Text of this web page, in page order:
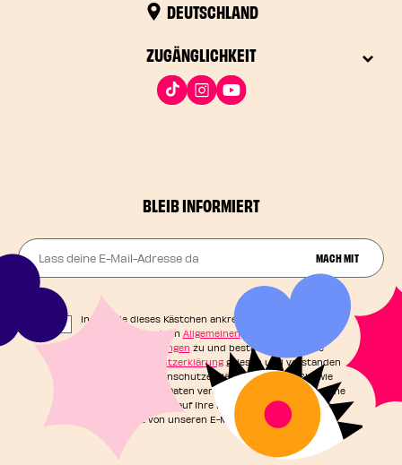
DEUTSCHLAND
ZUGÄNGLICHKEIT
BLEIB INFORMIERT
Lass deine E-Mail-Adresse da MACH MIT
Indem Sie dieses Kästchen ankreuzen, stimmen Sie
unseren Allgemeinen Allgemeinen
Geschäftsbedingungen zu und bestätigen, dass Sie
Datenschutzerklärunggelesen und verstanden
haben. In der Datenschutzerklärung erfahren Sie, wie
Ihre persönlichen Daten verarbeitet werden und welche
Rechte Sie in Bezug auf Ihre Daten haben. Sie können
sich jederzeit von unseren E-Mails abmelden.